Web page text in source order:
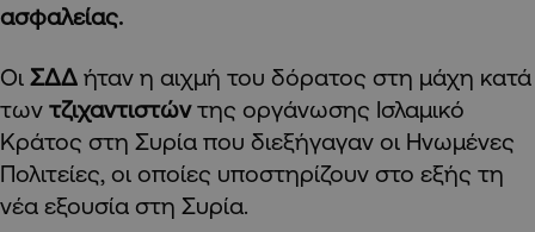
ασφαλείας.
Οι ΣΔΔ ήταν η αιχμή του δόρατος στη μάχη κατά
των τζιχαντιστώντης οργάνωσης Ισλαμικό
Κράτος στη Συρία που διεξήγαγαν οι Ηνωμένες
Πολιτείες, οι οποίες υποστηρίζουν στο εξής τη
νέα εξουσία στη Συρία.